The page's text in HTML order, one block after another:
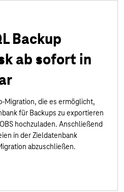
Backup
ab sofort in
Migration, die es ermöglicht,
für Backups zu exportieren
hochzuladen. Anschließend
in der Zieldatenbank
abzuschließen.